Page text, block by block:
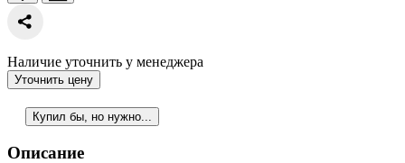
Наличие уточнить у менеджера
Уточнить цену
Купил бы, но нужно...
Описание